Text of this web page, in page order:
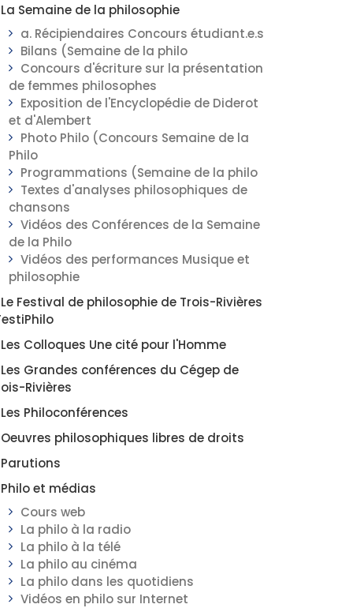
La Semaine de la philosophie
a. Récipiendaires Concours étudiant.e.s
Bilans (Semaine de la philo
Concours d'écriture sur la présentation
de femmes philosophes
Exposition de l'Encyclopédie de Diderot
et d'Alembert
Photo Philo (Concours Semaine de la
Philo
Programmations (Semaine de la philo
Textes d'analyses philosophiques de
chansons
Vidéos des Conférences de la Semaine
de la Philo
Vidéos des performances Musique et
philosophie
Le Festival de philosophie de Trois-Rivières
Les Colloques Une cité pour l'Homme
Les Grandes conférences du Cégep de
Rivières
Les Philoconférences
Oeuvres philosophiques libres de droits
Parutions
Philo et médias
Cours web
La philo à la radio
La philo à la télé
La philo au cinéma
La philo dans les quotidiens
Vidéos en philo sur Internet